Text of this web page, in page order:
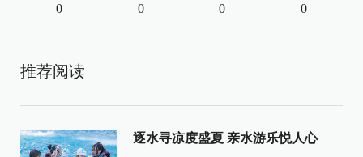
0 0 0 0
推荐阅读
逐水寻凉度盛夏 亲水游乐悦人心